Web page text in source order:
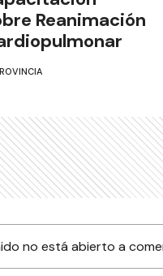
Reanimación
no está abierto a